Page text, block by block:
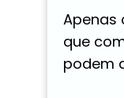
Apenas
que
podem